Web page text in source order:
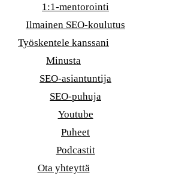
1:1-mentorointi
Ilmainen SEO-koulutus
Työskentele kanssani
Minusta
SEO-asiantuntija
SEO-puhuja
Youtube
Puheet
Podcastit
Ota yhteyttä